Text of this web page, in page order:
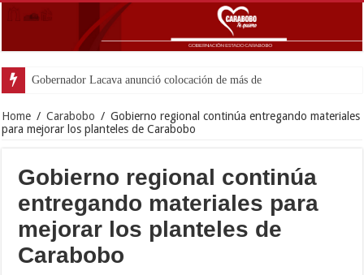
Gobernador Lacava anunció colocación de más de mil 500 tonel
Home / Carabobo / Gobierno regional continúa entregando materiales
para mejorar los planteles de Carabobo
Gobierno regional continúa
entregando materiales para
mejorar los planteles de
Carabobo